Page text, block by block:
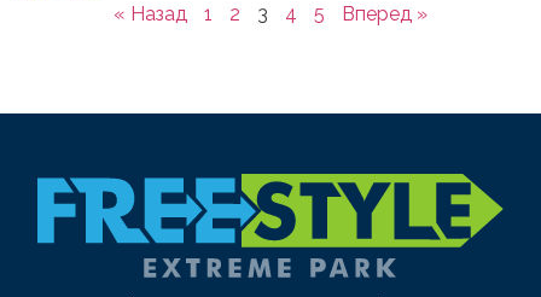
« Назад 1 2 3 4 5 Вперед »